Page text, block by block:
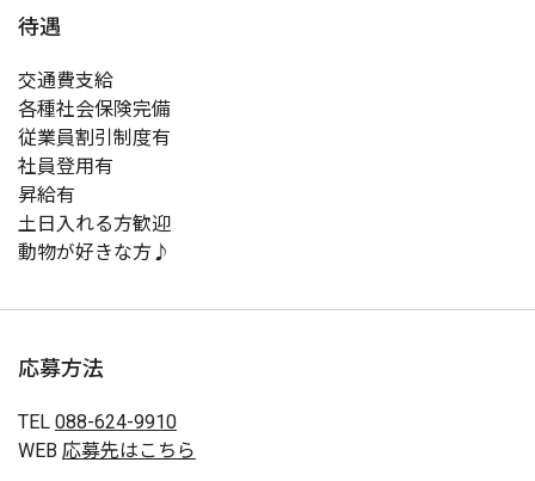
待遇
交通費支給
各種社会保険完備
従業員割引制度有
社員登用有
昇給有
土日入れる方歓迎
動物が好きな方♪
応募方法
TEL 088-624-9910
WEB 応募先はこちら